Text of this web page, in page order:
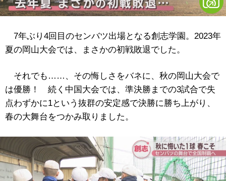
7年ぶり4回目のセンバツ出場となる創志学園。2023年
夏の岡山大会では、まさかの初戦敗退でした。
それでも……、その悔しさをバネに、秋の岡山大会で
は優勝！ 続く中国大会では、準決勝までの3試合で失
点わずかに1という抜群の安定感で決勝に勝ち上がり、
春の大舞台をつかみ取りました。